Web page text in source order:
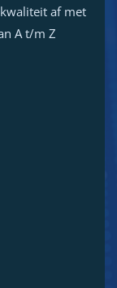
af met
A t/m Z